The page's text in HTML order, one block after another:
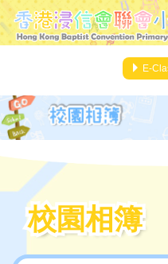
E-
校園相簿
校園相簿